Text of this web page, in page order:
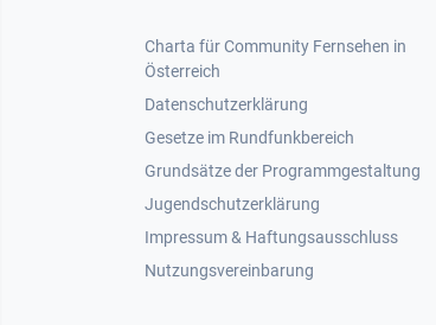
Footer 1
Charta für Community Fernsehen in
Österreich
Datenschutzerklärung
Gesetze im Rundfunkbereich
Grundsätze der Programmgestaltung
Jugendschutzerklärung
Impressum & Haftungsausschluss
Nutzungsvereinbarung